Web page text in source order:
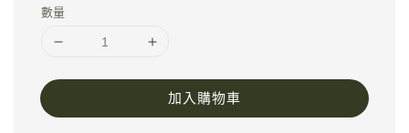
數量
加入購物車